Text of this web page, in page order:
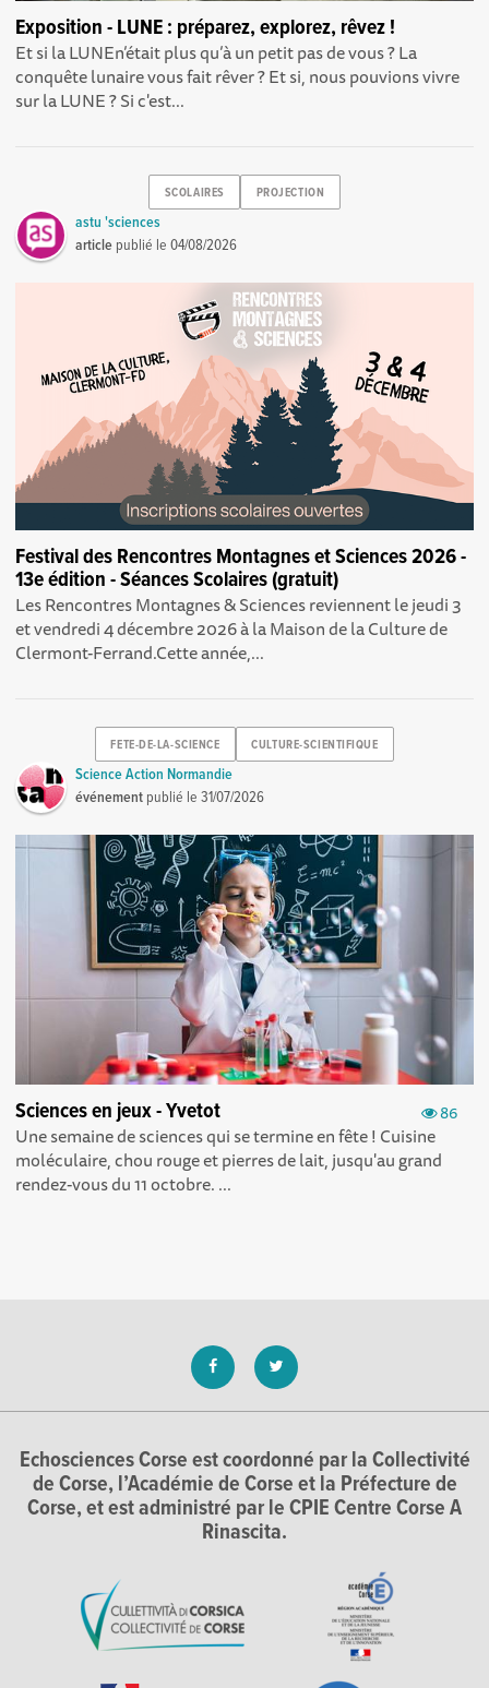
Exposition - LUNE : préparez, explorez, rêvez !
Et si la LUNEn’était plus qu’à un petit pas de vous ? La
conquête lunaire vous fait rêver ? Et si, nous pouvions vivre
sur la LUNE ? Si c'est...
SCOLAIRES PROJECTION
astu 'sciences
article publié le04/08/2026
Festival des Rencontres Montagnes et Sciences 2026 -
13e édition - Séances Scolaires (gratuit)
Les Rencontres Montagnes & Sciences reviennent le jeudi 3
et vendredi 4 décembre 2026 à la Maison de la Culture de
Clermont-Ferrand.Cette année,...
FETE-DE-LA-SCIENCE CULTURE-SCIENTIFIQUE
Science Action Normandie
événement publié le31/07/2026
86
Sciences en jeux - Yvetot
Une semaine de sciences qui se termine en fête ! Cuisine
moléculaire, chou rouge et pierres de lait, jusqu'au grand
rendez-vous du 11 octobre. ...
Echosciences Corse est coordonné par la Collectivité
de Corse, l’Académie de Corse et la Préfecture de
Corse, et est administré par le CPIE Centre Corse A
Rinascita.